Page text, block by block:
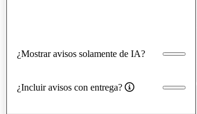
¿Mostrar avisos solamente de IA?
¿Incluir avisos con entrega?